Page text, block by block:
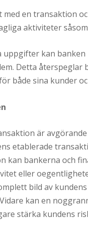
en transaktion
aktiviteter
uppgifter kan
Detta återspeglar
både sina kunder
är
etablerade
kan bankerna och
eller
bild av
kan en
stärka kundens